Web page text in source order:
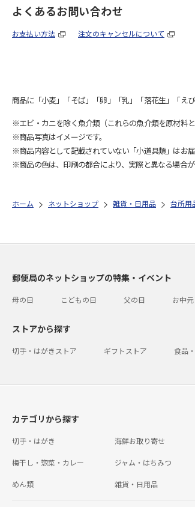
よくあるお問い合わせ
お支払い方法 注文のキャンセルについて
商品に「小麦」「そば」「卵」「乳」「落花生」「え
※エビ・カニを除く魚介類（これらの魚介類を原材料
※商品写真はイメージです。
※商品内容として記載されていない「小道具類」はお
※商品の色は、印刷の都合により、実際と異なる場合が
ホーム ネットショップ 雑貨・日用品 台所用
郵便局のネットショップの特集・イベント
母の日 こどもの日 父の日 お中元
ストアから探す
切手・はがきストア ギフトストア 食品
カテゴリから探す
切手・はがき 海鮮お取り寄せ
梅干し・惣菜・カレー ジャム・はちみつ
めん類 雑貨・日用品